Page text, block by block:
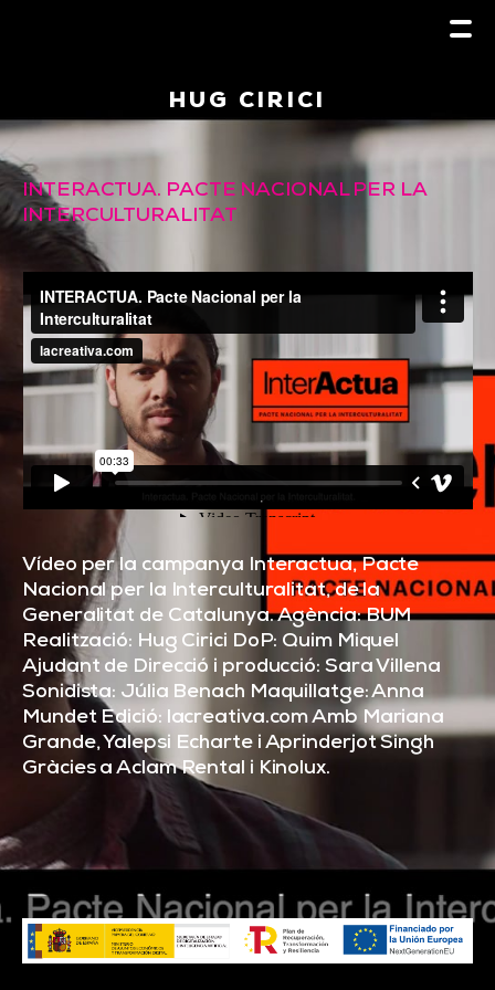
HUG CIRICI
INTERACTUA. PACTE NACIONAL PER LA
INTERCULTURALITAT
Vídeo per la campanya Interactua, Pacte
Nacional per la Interculturalitat, de la
Generalitat de Catalunya. Agència: BUM
Realització: Hug Cirici DoP: Quim Miquel
Ajudant de Direcció i producció: Sara Villena
Sonidista: Júlia Benach Maquillatge: Anna
Mundet Edició: lacreativa.com Amb Mariana
Grande, Yalepsi Echarte i Aprinderjot Singh
Gràcies a Aclam Rental i Kinolux.